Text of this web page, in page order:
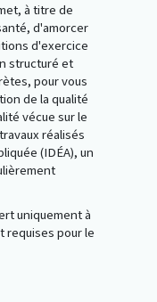
à titre de
d'amorcer
d'exercice
structuré et
pour vous
de la qualité
vécue sur le
réalisés
(IDÉA), un
uniquement à
requises pour le